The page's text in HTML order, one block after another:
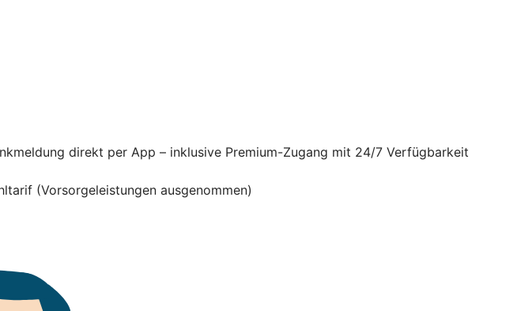
direkt per App – inklusive Premium-Zugang mit 24/7 Verfügbarkeit
(Vorsorgeleistungen ausgenommen)